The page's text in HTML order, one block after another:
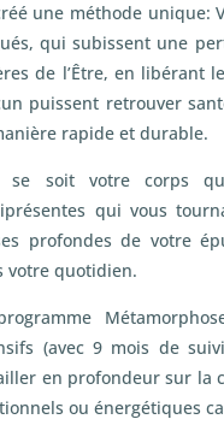
une méthode unique:
qui subissent une
de l’Être, en libérant
puissent retrouver
rapide et durable.
se soit votre corps
qui vous
profondes de votre
votre quotidien.
(avec 9 mois de
en profondeur sur la
ou énergétiques